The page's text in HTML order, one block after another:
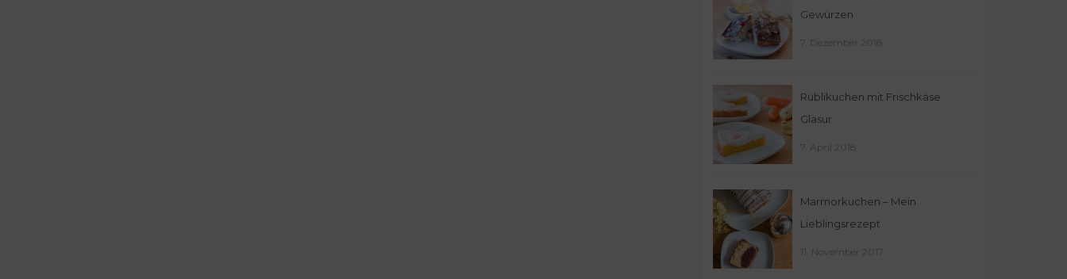
Gewürzen
7. Dezember 2018
Rüblikuchen mit Frischkäse
Glasur
7. April 2018
Marmorkuchen – Mein
Lieblingsrezept
11. November 2017